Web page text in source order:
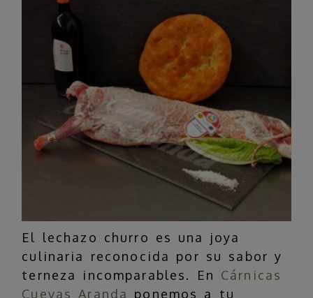
El lechazo churro es una joya
culinaria reconocida por su sabor y
terneza incomparables. En Cárnicas
Cuevas Aranda ponemos a tu